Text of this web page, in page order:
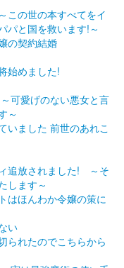
この世の本すべてをイ
パと国を救います!～
の契約結婚
始めました!
可愛げのない悪女と言
～
いました 前世のあれこ
追放されました! ～そ
します～
はほんわか令嬢の策に
い
られたのでこちらから